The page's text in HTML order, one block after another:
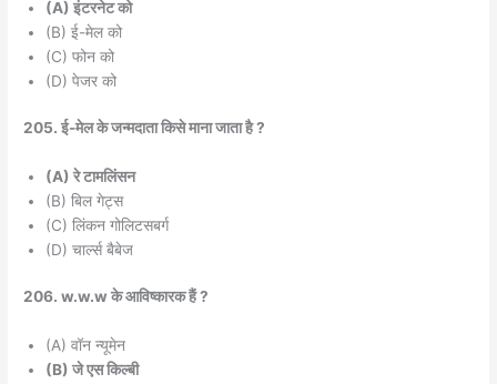
(A) इंटरनेट को
(B) ई-मेल को
(C) फोन को
(D) पेजर को
205. ई-मेल के जन्मदाता किसे माना जाता है ?
(A) रे टामलिंसन
(B) बिल गेट्स
(C) लिंकन गोलिटसबर्ग
(D) चार्ल्स बैबेज
206. w.w.w के आविष्कारक हैं ?
(A) वॉन न्यूमेन
(B) जे एस किल्बी